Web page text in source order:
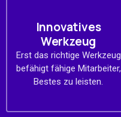
Innovatives
Werkzeug
Erst das richtige Werkzeug
befähigt fähige Mitarbeiter,
Bestes zu leisten.